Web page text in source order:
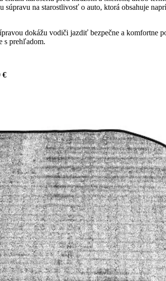
na starostlivosť o auto, ktorá obsahuje
dokážu vodiči jazdiť bezpečne a komfortne
s prehľadom.
€